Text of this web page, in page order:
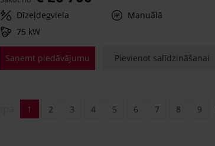
Dīzeļdegviela
Manuālā
75 kW
Saņemt piedāvājumu Pievienot salīdzināšanai
1 2 3 4 5 6 7 8 9